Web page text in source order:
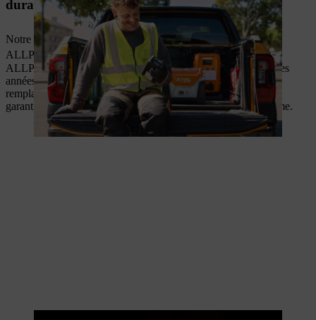
durable
Notre système intelligent recharge en douceur vos batteries
ALLPRO. Avec plus de 3 000 cycles de charge
, les batteries
ALLPRO délivrent une énergie stable et fiable, même après des
années d’utilisation intensive. Vous réduisez ainsi les coûts de
remplacement, améliorez la prévisibilité de vos opérations et
garantissez une exploitation durable et rentable sur le long terme.